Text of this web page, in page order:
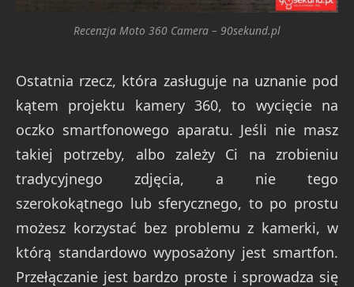
Recenzja Moto 360 Camera – 90sekund.pl
Ostatnia rzecz, która zasługuje na uznanie pod
kątem projektu kamery 360, to wycięcie na
oczko smartfonowego aparatu. Jeśli nie masz
takiej potrzeby, albo zależy Ci na zrobieniu
tradycyjnego zdjęcia, a nie tego
szerokokątnego lub sferycznego, to po prostu
możesz korzystać bez problemu z kamerki, w
którą standardowo wyposażony jest smartfon.
Przełączanie jest bardzo proste i sprowadza się